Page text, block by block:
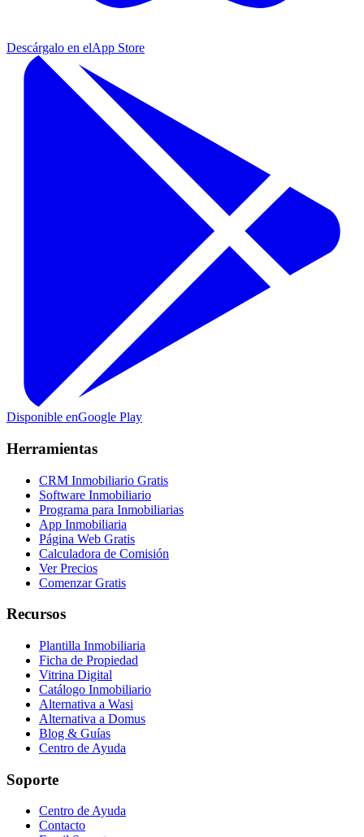
Descárgalo en elApp Store
Disponible enGoogle Play
Herramientas
CRM Inmobiliario Gratis
Software Inmobiliario
Programa para Inmobiliarias
App Inmobiliaria
Página Web Gratis
Calculadora de Comisión
Ver Precios
Comenzar Gratis
Recursos
Plantilla Inmobiliaria
Ficha de Propiedad
Vitrina Digital
Catálogo Inmobiliario
Alternativa a Wasi
Alternativa a Domus
Blog & Guías
Centro de Ayuda
Soporte
Centro de Ayuda
Contacto